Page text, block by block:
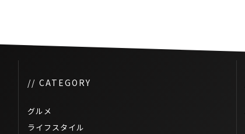
// CATEGORY
グルメ
ライフスタイル